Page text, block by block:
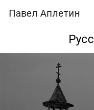
Павел Аплетин